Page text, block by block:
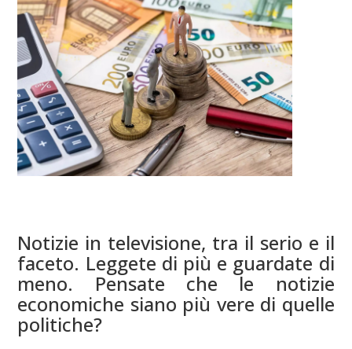
Notizie in televisione, tra il serio e il
faceto. Leggete di più e guardate di
meno. Pensate che le notizie
economiche siano più vere di quelle
politiche?